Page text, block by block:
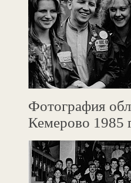
Фотография
Кемерово 1985